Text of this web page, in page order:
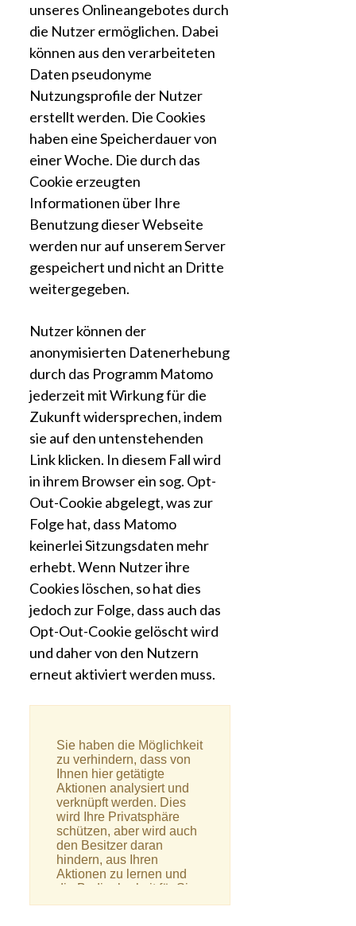
unseres Onlineangebotes durch
die Nutzer ermöglichen. Dabei
können aus den verarbeiteten
Daten pseudonyme
Nutzungsprofile der Nutzer
erstellt werden. Die Cookies
haben eine Speicherdauer von
einer Woche. Die durch das
Cookie erzeugten
Informationen über Ihre
Benutzung dieser Webseite
werden nur auf unserem Server
gespeichert und nicht an Dritte
weitergegeben.
Nutzer können der
anonymisierten Datenerhebung
durch das Programm Matomo
jederzeit mit Wirkung für die
Zukunft widersprechen, indem
sie auf den untenstehenden
Link klicken. In diesem Fall wird
in ihrem Browser ein sog. Opt-
Out-Cookie abgelegt, was zur
Folge hat, dass Matomo
keinerlei Sitzungsdaten mehr
erhebt. Wenn Nutzer ihre
Cookies löschen, so hat dies
jedoch zur Folge, dass auch das
Opt-Out-Cookie gelöscht wird
und daher von den Nutzern
erneut aktiviert werden muss.